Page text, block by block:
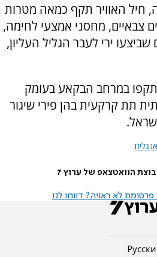
חיל האוויר תקף כמאה מטרות
צבאיים, מחסני אמצעי לחימה,
ירי לעבר הגליל העליון,
במרחב הבקאע בעומק
תת קרקעית בהן פירי שיגור
הוואטצאפ של ערוץ 7
לא ראויה? דווחו לנו